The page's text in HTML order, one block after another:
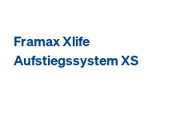
Framax Xlife
Aufstiegssystem XS